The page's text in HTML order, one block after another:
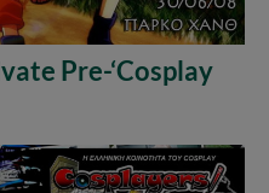
Pre-‘Cosplay